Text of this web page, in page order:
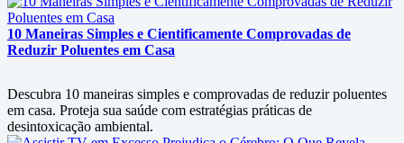
10 Maneiras Simples e Cientificamente Comprovadas de
Reduzir Poluentes em Casa
Descubra 10 maneiras simples e comprovadas de reduzir poluentes
em casa. Proteja sua saúde com estratégias práticas de
desintoxicação ambiental.